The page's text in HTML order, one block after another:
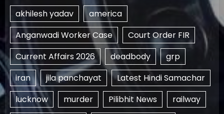
akhilesh yadav
america
Anganwadi Worker Case
Court Order FIR
Current Affairs 2026
deadbody
grp
iran
jila panchayat
Latest Hindi Samachar
lucknow
murder Pilibhit News
railway